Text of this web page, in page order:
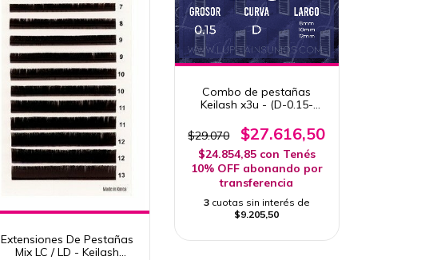
Extensiones De Pestañas
Mix LC / LD - Keilash
Combo de pestañas
Keilash x3u - (D-0.15-
$29.070
$27.616,50
$24.854,85 con Tenés
10% OFF abonando por
transferencia
3 cuotas sin interés de
$9.205,50